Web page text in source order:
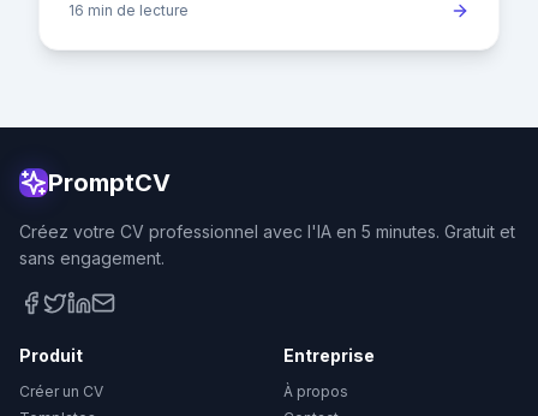
chômage fluctue aut
16 min de lecture
PromptCV
Créez votre CV professionnel avec l'IA en 5 minutes. Gratuit et
sans engagement.
Produit
Créer un CV
Entreprise
À propos